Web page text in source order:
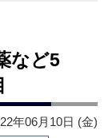
など5
年06月10日 (金)